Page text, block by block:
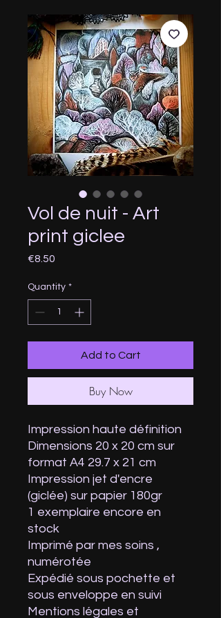
Vol de nuit - Art
print giclee
€8.50
Quantity *
Add to Cart
Buy Now
Impression haute définition
Dimensions 20 x 20 cm sur
format A4 29.7 x 21 cm
Impression jet d'encre
(giclée) sur papier 180gr
1 exemplaire encore en
stock
Imprimé par mes soins ,
numérotée
Expédié sous pochette et
sous enveloppe en suivi
Mentions légales et